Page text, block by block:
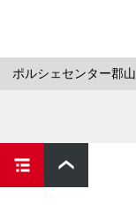
ポルシェセンター郡山